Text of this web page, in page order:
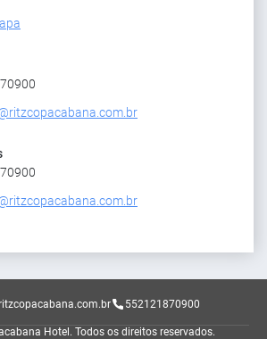
552121870900
Hotel. Todos os direitos reservados.